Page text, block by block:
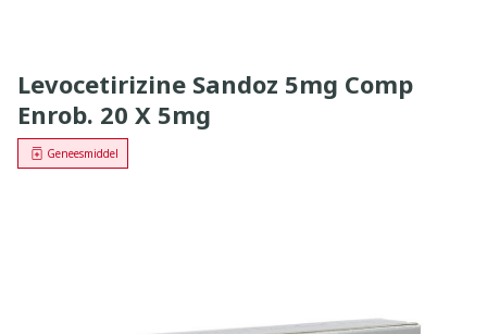
Levocetirizine Sandoz 5mg Comp
Enrob. 20 X 5mg
Geneesmiddel